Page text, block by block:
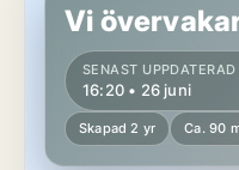
Vi
SENAST UPPDATERAD
16:20 • 26 juni
Skapad 2 yr Ca. 90